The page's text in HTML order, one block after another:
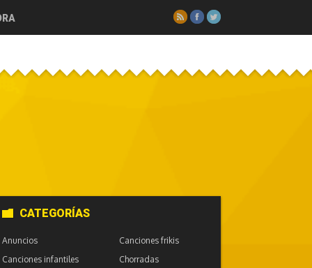
CATEGORÍAS
Anuncios
Canciones frikis
Canciones infantiles
Chorradas